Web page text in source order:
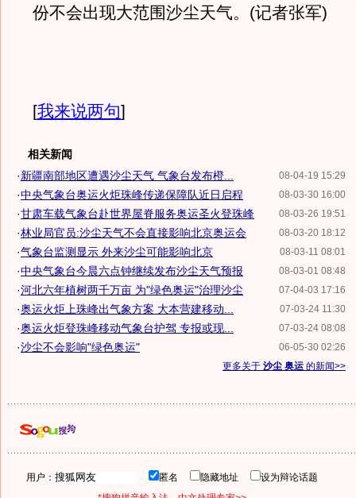
份不会出现大范围沙尘天气。(记者张军)
[我来说两句]
相关新闻
08-04-19 15:29
·新疆南部地区遭遇沙尘天气 气象台发布橙...
08-03-30 16:00
·中央气象台奥运火炬珠峰传递保障队近日启程
08-03-26 19:51
·甘肃车载气象台赴世界屋脊服务奥运圣火登珠峰
08-03-20 18:12
·林业局官员:沙尘天气不会直接影响北京奥运会
08-03-11 08:01
·气象台监测显示 外来沙尘可能影响北京
08-03-01 08:48
·中央气象台今晨六点钟继续发布沙尘天气预报
07-04-03 17:16
·河北六年植树两千万亩 为"绿色奥运"治理沙尘
07-03-24 11:30
·奥运火炬上珠峰出气象方案 大本营建移动...
07-03-24 08:08
·奥运火炬登珠峰移动气象台护驾 专报或现...
06-05-30 02:26
·沙尘不会影响"绿色奥运"
更多关于 沙尘 奥运 的新闻>>
用户： 匿名 隐藏地址
设为辩论话题